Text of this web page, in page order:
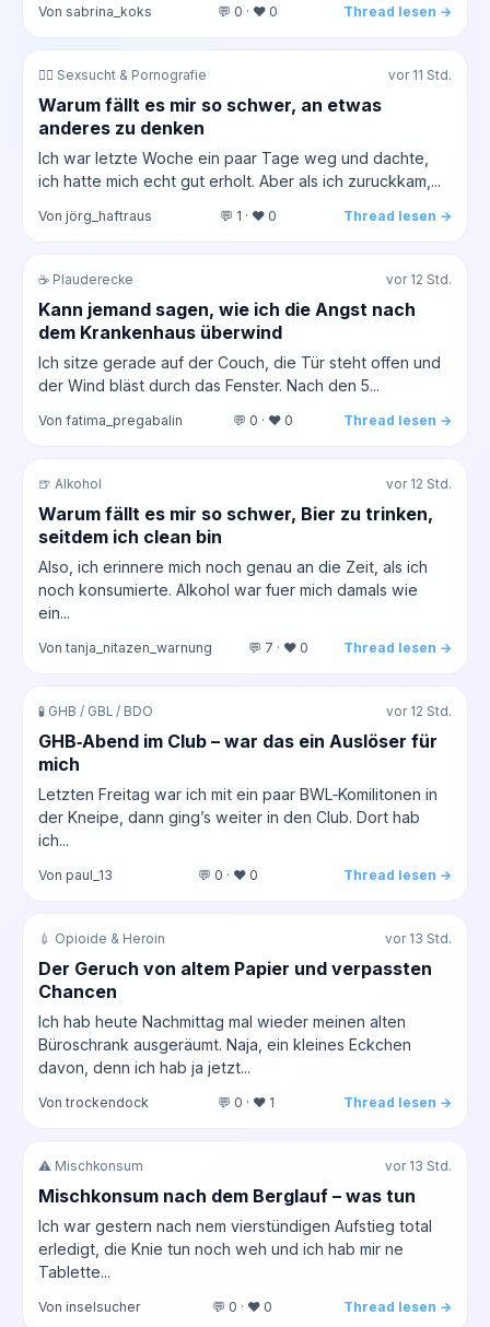
Von sabrina_koks 💬 0 · ❤️ 0 Thread lesen →
❤️‍🔥 Sexsucht & Pornografie vor 11 Std.
Warum fällt es mir so schwer, an etwas
anderes zu denken
Ich war letzte Woche ein paar Tage weg und dachte,
ich hatte mich echt gut erholt. Aber als ich zuruckkam,...
Von jörg_haftraus 💬 1 · ❤️ 0 Thread lesen →
☕ Plauderecke vor 12 Std.
Kann jemand sagen, wie ich die Angst nach
dem Krankenhaus überwind
Ich sitze gerade auf der Couch, die Tür steht offen und
der Wind bläst durch das Fenster. Nach den 5...
Von fatima_pregabalin 💬 0 · ❤️ 0 Thread lesen →
🍺 Alkohol vor 12 Std.
Warum fällt es mir so schwer, Bier zu trinken,
seitdem ich clean bin
Also, ich erinnere mich noch genau an die Zeit, als ich
noch konsumierte. Alkohol war fuer mich damals wie
ein...
Von tanja_nitazen_warnung 💬 7 · ❤️ 0 Thread lesen →
🧪 GHB / GBL / BDO vor 12 Std.
GHB‑Abend im Club – war das ein Auslöser für
mich
Letzten Freitag war ich mit ein paar BWL‑Komilitonen in
der Kneipe, dann ging’s weiter in den Club. Dort hab
ich...
Von paul_13 💬 0 · ❤️ 0 Thread lesen →
💉 Opioide & Heroin vor 13 Std.
Der Geruch von altem Papier und verpassten
Chancen
Ich hab heute Nachmittag mal wieder meinen alten
Büroschrank ausgeräumt. Naja, ein kleines Eckchen
davon, denn ich hab ja jetzt...
Von trockendock 💬 0 · ❤️ 1 Thread lesen →
⚠️ Mischkonsum vor 13 Std.
Mischkonsum nach dem Berglauf – was tun
Ich war gestern nach nem vierstündigen Aufstieg total
erledigt, die Knie tun noch weh und ich hab mir ne
Tablette...
Von inselsucher 💬 0 · ❤️ 0 Thread lesen →